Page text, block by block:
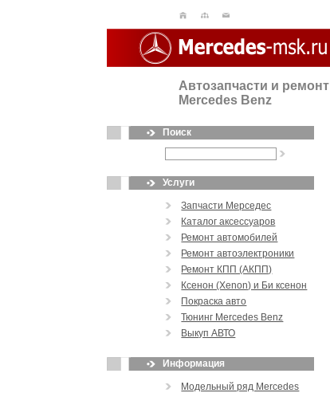
Автозапчасти и ремонт
Mercedes Benz
Поиск
Услуги
Запчасти Мерседес
Каталог аксессуаров
Ремонт автомобилей
Ремонт автоэлектроники
Ремонт КПП (АКПП)
Ксенон (Xenon) и Би ксенон
Покраска авто
Тюнинг Mercedes Benz
Выкуп АВТО
Информация
Модельный ряд Mercedes